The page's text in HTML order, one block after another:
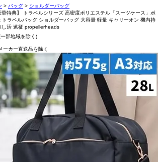
バッグ
ショルダーバッグ
特典】 トラベルシリーズ 高密度ポリエステル「スーツケース」ボ
ラベルバッグ ショルダーバッグ 大容量 軽量 キャリーオン 機内持
し活 遠征 propellerheads
一部地域を除く)
カー直送品を除く